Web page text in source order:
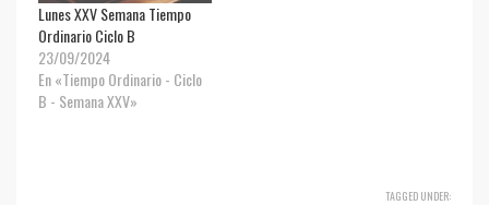
Lunes XXV Semana Tiempo
Ordinario Ciclo B
23/09/2024
En «Tiempo Ordinario - Ciclo
B - Semana XXV»
TAGGED UNDER: